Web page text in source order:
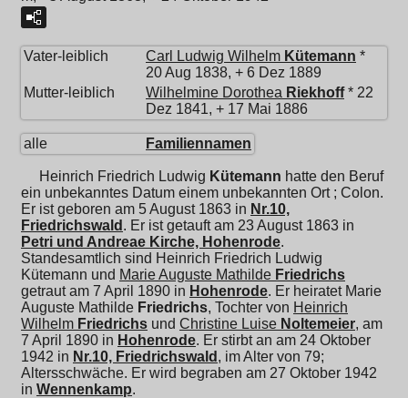
Vater-leiblich Carl Ludwig Wilhelm Kütemann *
20 Aug 1838, + 6 Dez 1889
Mutter-leiblich
Wilhelmine Dorothea Riekhoff* 22
Dez 1841, + 17 Mai 1886
alle Familiennamen
Heinrich Friedrich Ludwig Kütemann hatte den Beruf
ein unbekanntes Datum einem unbekannten Ort ; Colon.
Er ist geboren am 5 August 1863 in Nr.10,
Friedrichswald . Er ist getauft am 23 August 1863 in
Petri und Andreae Kirche, Hohenrode.
Standesamtlich sind Heinrich Friedrich Ludwig
Kütemann und Marie Auguste Mathilde Friedrichs
getraut am 7 April 1890 in Hohenrode. Er heiratet Marie
Auguste Mathilde Friedrichs, Tochter von Heinrich
Wilhelm Friedrichs und Christine Luise Noltemeier, am
7 April 1890 in Hohenrode. Er stirbt an am 24 Oktober
1942 in Nr.10, Friedrichswald , im Alter von 79;
Altersschwäche. Er wird begraben am 27 Oktober 1942
in Wennenkamp.